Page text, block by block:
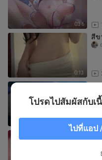
0:36
0:13
สีข
ฉั
โปรดไปสัมผัสกับเ
ไปที่แอป